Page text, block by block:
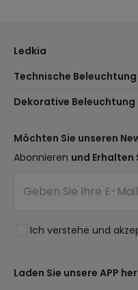
Ledkia
Kundenservice
Versandmethoden
Sind Sie ein Profi?
Häufig gestellte Fragen
Technische Beleuchtung
Marken
Beleuchtung für
Dekorative Beleuchtung
Trends
Premium-Dekor-Marken
Räume
Kollektionen
Möchten Sie unseren
Abonnieren und
Ich verstehe und
Laden Sie unsere APP